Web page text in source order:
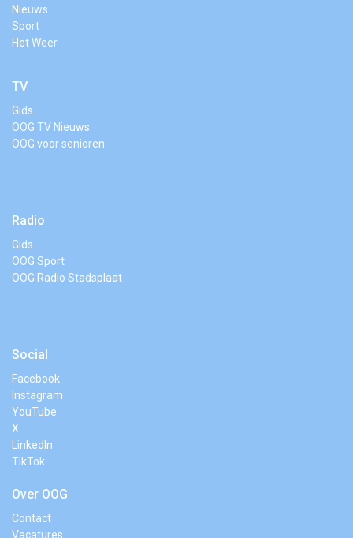
Nieuws
Sport
Het Weer
TV
Gids
OOG TV Nieuws
OOG voor senioren
Radio
Gids
OOG Sport
OOG Radio Stadsplaat
Social
Facebook
Instagram
YouTube
X
LinkedIn
TikTok
Over OOG
Contact
Vacatures